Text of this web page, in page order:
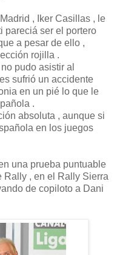
, Iker Casillas , le
pareciá ser el portero
a pesar de ello ,
rojilla .
pudo asistir al
sufrió un accidente
en un pié lo que le
.
absoluta , aunque si
en los juegos
una prueba puntuable
Rally , en el Rally Sierra
de copiloto a Dani